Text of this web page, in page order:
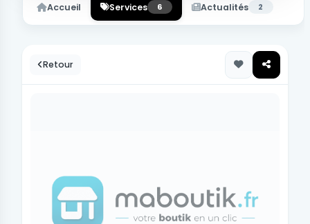
Accueil Services 6 Actualités 2
Retour